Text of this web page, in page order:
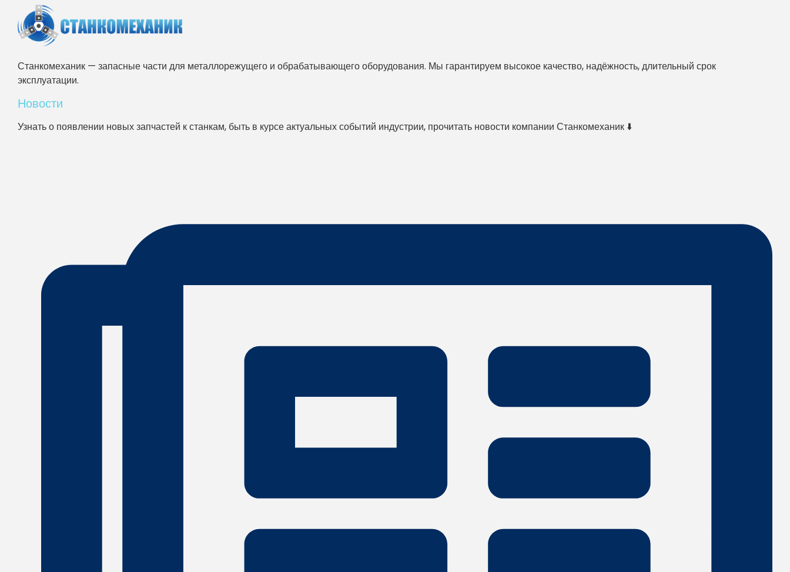
Станкомеханик — запасные части для металлорежущего и обрабатывающего оборудования. Мы гарантируем высокое качество, надёжность, длительный срок
эксплуатации.
Новости
Узнать о появлении новых запчастей к станкам, быть в курсе актуальных событий индустрии, прочитать новости компании Станкомеханик ⬇️